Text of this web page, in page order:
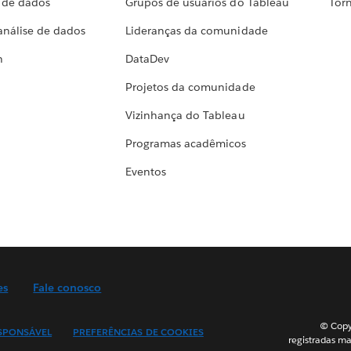
de dados
Lideranças da comunidade
DataDev
Projetos da comunidade
Vizinhança do Tableau
Programas acadêmicos
Eventos
Fale conosco
PREFERÊNCIAS DE COOKIES
©
registradas